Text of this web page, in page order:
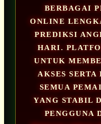
BERBAGAI
ONLINE
PREDIKSI
HARI.
UNTUK
AKSES
SEMUA
YANG STABIL
PENGGUNA